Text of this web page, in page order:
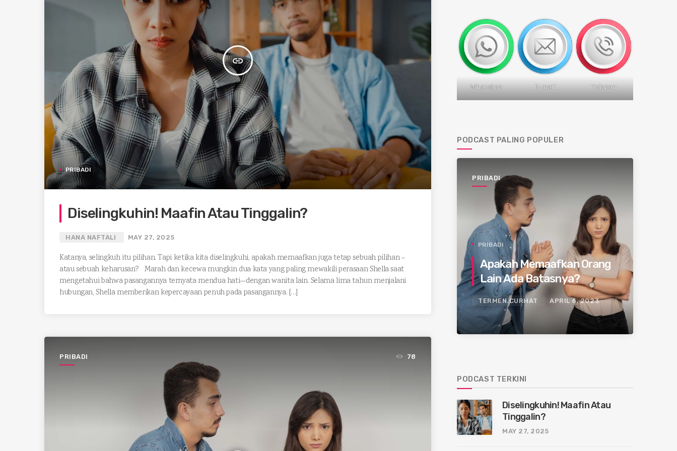
insert_link
PRIBADI
Diselingkuhin! Maafin Atau Tinggalin?
HANA NAFTALI MAY 27, 2025
Katanya, selingkuh itu pilihan. Tapi ketika kita diselingkuhi, apakah memaafkan juga tetap sebuah pilihan –
atau sebuah keharusan? Marah dan kecewa mungkin dua kata yang paling mewakili perasaan Shella saat
mengetahui bahwa pasangannya ternyata mendua hati—dengan wanita lain. Selama lima tahun menjalani
hubungan, Shella memberikan kepercayaan penuh pada pasangannya. […]
PRIBADI 78
WhatsApp E-mail Telepon
PODCAST PALING POPULER
PRIBADI
PRIBADI
Apakah Memaafkan Orang
Lain Ada Batasnya?
TERMEN.CURHAT APRIL 6, 2023
PODCAST TERKINI
Diselingkuhin! Maafin Atau
Tinggalin?
MAY 27, 2025